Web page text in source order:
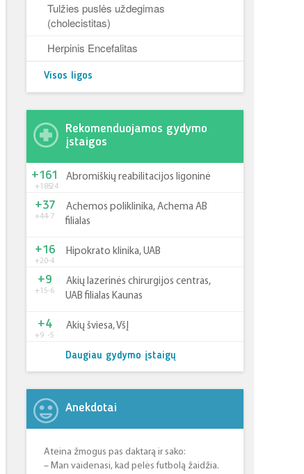
Tulžies puslės uždegimas
(cholecistitas)
Herpinis Encefalitas
Visos ligos
Rekomenduojamos gydymo
įstaigos
+185-24
+161 Abromiškių reabilitacijos ligoninė
+44-7
+37
Achemos poliklinika, Achema AB
filialas
+20-4
+16 Hipokrato klinika, UAB
+15-6
+9
Akių lazerinės chirurgijos centras,
UAB filialas Kaunas
+9 -5
+4 Akių šviesa, VšĮ
Daugiau gydymo įstaigų
Anekdotai
Ateina žmogus pas daktarą ir sako:
– Man vaidenasi, kad pelės futbolą žaidžia.